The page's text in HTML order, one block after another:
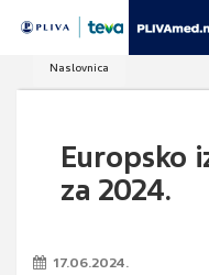
Naslovnica
Europsko
za 2024.
17.06.2024.